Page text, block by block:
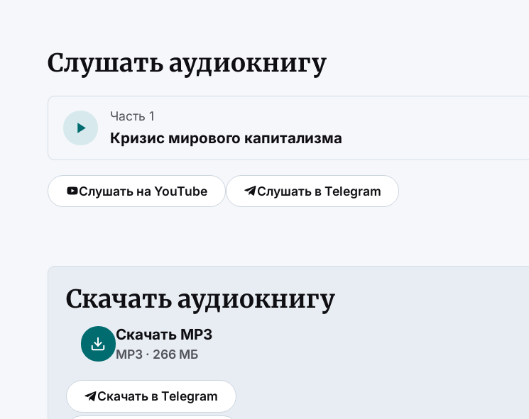
Слушать аудиокнигу
Часть 1
Кризис мирового капитализма
Слушать на YouTube Слушать в Telegram
Скачать аудиокнигу
Скачать MP3
MP3 · 266 МБ
Скачать в Telegram